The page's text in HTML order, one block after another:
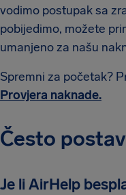
vodimo postupak sa
pobijedimo, možete
umanjeno za našu
Spremni za početak?
Provjera naknade.
Često
Je li AirHelp